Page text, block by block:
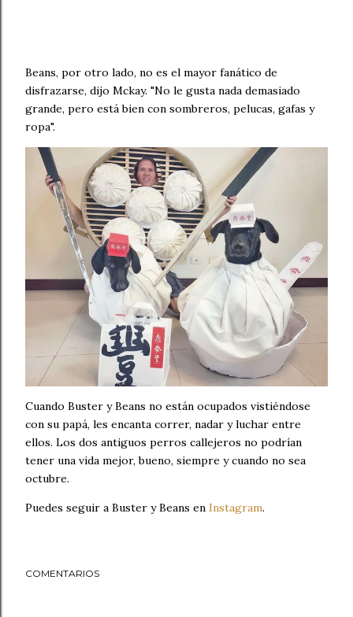
Beans, por otro lado, no es el mayor fanático de
disfrazarse, dijo Mckay. "No le gusta nada demasiado
grande, pero está bien con sombreros, pelucas, gafas y
ropa".
Cuando Buster y Beans no están ocupados vistiéndose
con su papá, les encanta correr, nadar y luchar entre
ellos. Los dos antiguos perros callejeros no podrían
tener una vida mejor, bueno, siempre y cuando no sea
octubre.
Puedes seguir a Buster y Beans en Instagram.
COMENTARIOS